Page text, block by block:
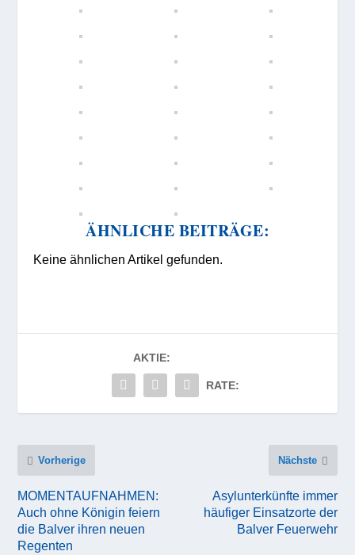
ÄHNLICHE BEITRÄGE:
Keine ähnlichen Artikel gefunden.
AKTIE:
RATE:
Vorherige
MOMENTAUFNAHMEN:
Auch ohne Königin feiern
die Balver ihren neuen
Regenten
Nächste
Asylunterkünfte immer
häufiger Einsatzorte der
Balver Feuerwehr